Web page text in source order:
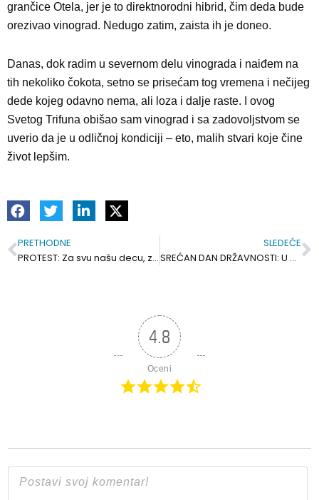
grančice Otela, jer je to direktnorodni hibrid, čim deda bude
orezivao vinograd. Nedugo zatim, zaista ih je doneo.
Danas, dok radim u severnom delu vinograda i naiđem na
tih nekoliko čokota, setno se prisećam tog vremena i nečijeg
dede kojeg odavno nema, ali loza i dalje raste. I ovog
Svetog Trifuna obišao sam vinograd i sa zadovoljstvom se
uverio da je u odličnoj kondiciji – eto, malih stvari koje čine
život lepšim.
Prev
PRETHODNE
PROTEST: Za svu našu decu, za prosvetne radnike, za dostojanstvo i hrabrost. Pred Bolnicom u protestnoj tišini i zaposleni
SLEDEĆE
SREĆAN DAN DRŽAVNOSTI: U Kragujevcu narodni sabor na Sretenje, u Sremskoj Mitrovici podmićeni i ucenjeni
4.8
Oceni